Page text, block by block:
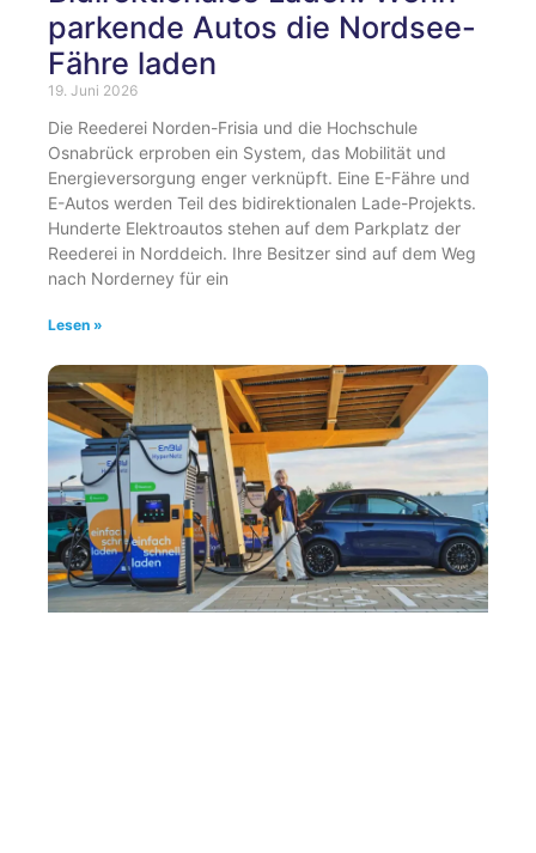
parkende Autos die Nordsee-
Fähre laden
19. Juni 2026
Die Reederei Norden-Frisia und die Hochschule
Osnabrück erproben ein System, das Mobilität und
Energieversorgung enger verknüpft. Eine E-Fähre und
E-Autos werden Teil des bidirektionalen Lade-Projekts.
Hunderte Elektroautos stehen auf dem Parkplatz der
Reederei in Norddeich. Ihre Besitzer sind auf dem Weg
nach Norderney für ein
Lesen »